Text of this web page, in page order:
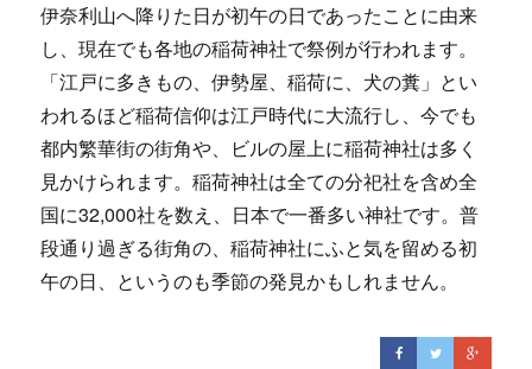
伊奈利山へ降りた日が初午の日であったことに由来
し、現在でも各地の稲荷神社で祭例が行われます。
「江戸に多きもの、伊勢屋、稲荷に、犬の糞」とい
われるほど稲荷信仰は江戸時代に大流行し、今でも
都内繁華街の街角や、ビルの屋上に稲荷神社は多く
見かけられます。稲荷神社は全ての分祀社を含め全
国に32,000社を数え、日本で一番多い神社です。普
段通り過ぎる街角の、稲荷神社にふと気を留める初
午の日、というのも季節の発見かもしれません。